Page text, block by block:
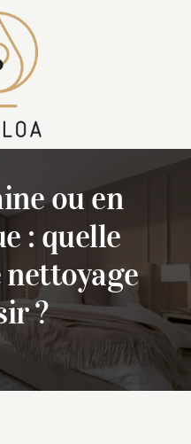
ou en
: quelle
?